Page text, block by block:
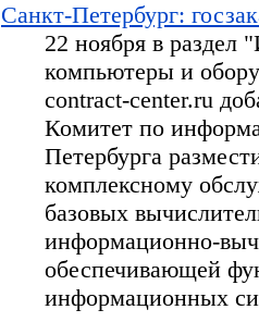
Санкт-Петербург:
22 ноября в раздел
компьютеры и
contract-center.ru
Комитет по
Петербурга
комплексному
базовых
информационно-
обеспечивающей
информационных